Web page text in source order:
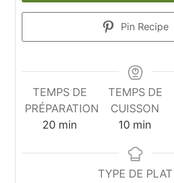
Pin Recipe
TEMPS DE
PRÉPARATION
20minutes
min
TEMPS DE
CUISSON
10minutes
min
TYPE DE PLAT